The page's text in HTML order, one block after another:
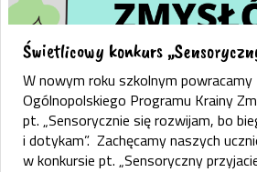
Świetlicowy konkurs
W nowym roku szkolnym
Ogólnopolskiego Programu Krainy
pt. „Sensorycznie się rozwijam, bo
i dotykam”. Zachęcamy naszych
w konkursie pt. „Sensoryczny